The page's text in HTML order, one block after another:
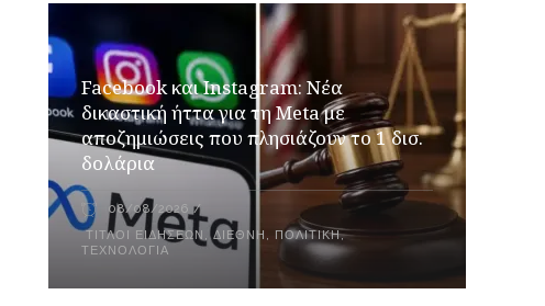
Facebook και Instagram: Νέα
δικαστική ήττα για τη Meta με
αποζημιώσεις που πλησιάζουν το 1 δισ.
δολάρια
08/08/2026
ΤΊΤΛΟΙ ΕΙΔΉΣΕΩΝ ,ΔΙΕΘΝΉ , ΠΟΛΙΤΙΚΉ,
ΤΕΧΝΟΛΟΓΊΑ